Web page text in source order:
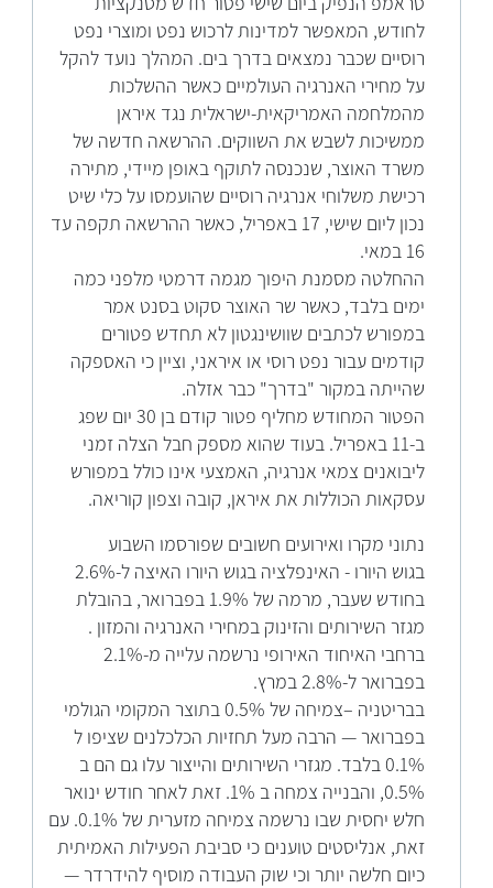
לחודש, המאפשר למדינות לרכוש נפט ומוצרי נפט
רוסיים שכבר נמצאים בדרך בים. המהלך נועד להקל
על מחירי האנרגיה העולמיים כאשר ההשלכות
מהמלחמה האמריקאית-ישראלית נגד איראן
ממשיכות לשבש את השווקים. ההרשאה חדשה של
משרד האוצר, שנכנסה לתוקף באופן מיידי, מתירה
רכישת משלוחי אנרגיה רוסיים שהועמסו על כלי שיט
נכון ליום שישי, 17 באפריל, כאשר ההרשאה תקפה עד
16 במאי.
ההחלטה מסמנת היפוך מגמה דרמטי מלפני כמה
ימים בלבד, כאשר שר האוצר סקוט בסנט אמר
במפורש לכתבים שוושינגטון לא תחדש פטורים
קודמים עבור נפט רוסי או איראני, וציין כי האספקה
שהייתה במקור "בדרך" כבר אזלה.
הפטור המחודש מחליף פטור קודם בן 30 יום שפג
ב-11 באפריל. בעוד שהוא מספק חבל הצלה זמני
ליבואנים צמאי אנרגיה, האמצעי אינו כולל במפורש
עסקאות הכוללות את איראן, קובה וצפון קוריאה.
נתוני מקרו ואירועים חשובים שפורסמו השבוע
בגוש היורו - האינפלציה בגוש היורו האיצה ל-2.6%
בחודש שעבר, מרמה של 1.9% בפברואר, בהובלת
מגזר השירותים והזינוק במחירי האנרגיה והמזון .
ברחבי האיחוד האירופי נרשמה עלייה מ-2.1%
בפברואר ל-2.8% במרץ.
בבריטניה –צמיחה של 0.5% בתוצר המקומי הגולמי
בפברואר — הרבה מעל תחזיות הכלכלנים שציפו ל
0.1% בלבד. מגזרי השירותים והייצור עלו גם הם ב
0.5%, והבנייה צמחה ב 1%. זאת לאחר חודש ינואר
חלש יחסית שבו נרשמה צמיחה מזערית של 0.1%. עם
זאת, אנליסטים טוענים כי סביבת הפעילות האמיתית
כיום חלשה יותר וכי שוק העבודה מוסיף להידרדר —